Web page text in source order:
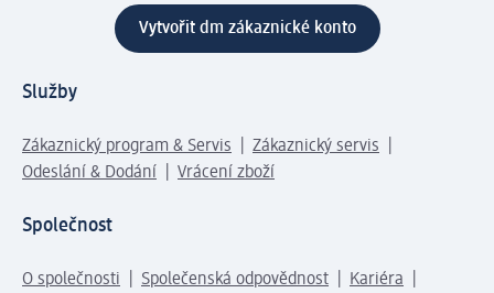
Vytvořit dm zákaznické konto
Služby
Zákaznický program & Servis
Zákaznický servis
Odeslání & Dodání
Vrácení zboží
Společnost
O společnosti Společenská odpovědnost
Kariéra